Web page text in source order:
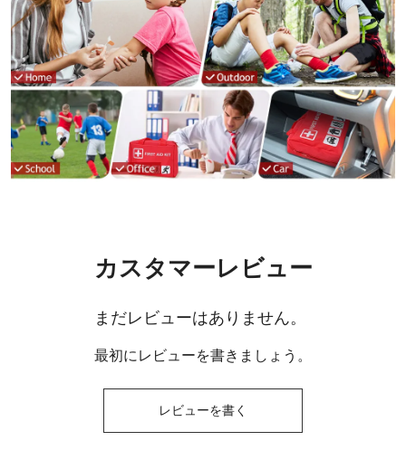
カスタマーレビュー
まだレビューはありません。
最初にレビューを書きましょう。
レビューを書く